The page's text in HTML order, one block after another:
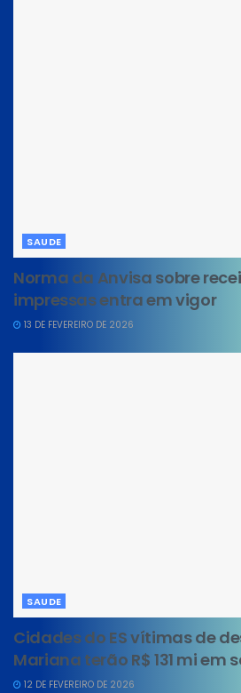
SAUDE
Norma da Anvisa sobre
impressas entra em vigor
13 DE FEVEREIRO DE 2026
SAUDE
Cidades do ES vítimas de
Mariana terão R$ 131 mi em
12 DE FEVEREIRO DE 2026